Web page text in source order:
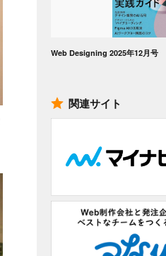
Web Designing 2025年12月号
関連サイト